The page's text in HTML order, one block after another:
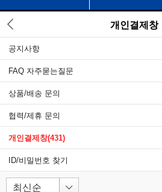
개인결제창
공지사항
FAQ 자주묻는질문
상품/배송 문의
협력/제휴 문의
개인결제창(431)
ID/비밀번호 찾기